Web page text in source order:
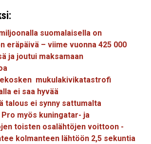
suomalaisella on
eräpäivä – viime vuonna 425 000
ja joutui maksamaan
mukulakivikatastrofi
ei saa hyvää
talous ei synny sattumalta
myös kuningatar- ja
toisten osalähtöjen voittoon -
kolmanteen lähtöön 2,5 sekuntia